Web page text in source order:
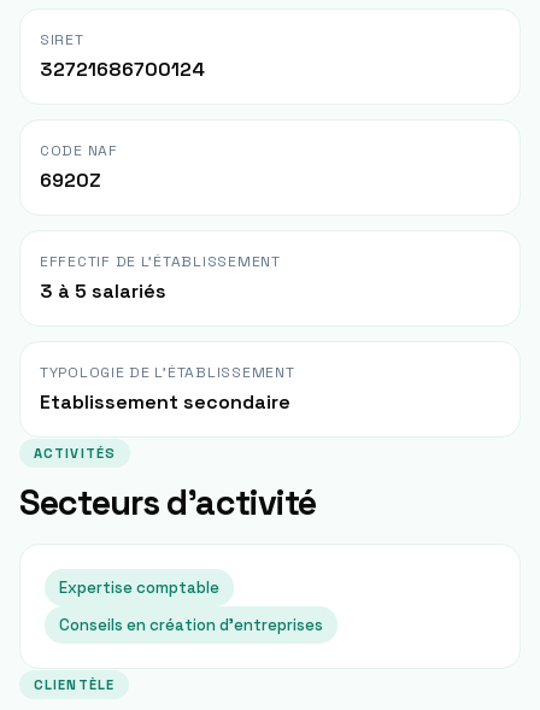
SIRET
32721686700124
CODE NAF
6920Z
EFFECTIF DE L'ÉTABLISSEMENT
3 à 5 salariés
TYPOLOGIE DE L'ÉTABLISSEMENT
Etablissement secondaire
ACTIVITÉS
Secteurs d'activité
Expertise comptable
Conseils en création d'entreprises
CLIENTÈLE